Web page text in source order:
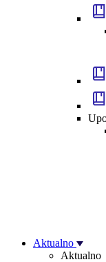
Aktualno
Aktualno